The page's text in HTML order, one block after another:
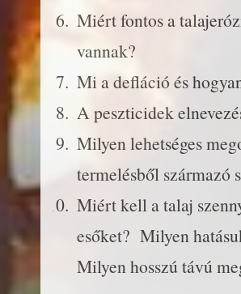
Miért fontos a
vannak?
Mi a defláció és
A peszticidek
Milyen lehetséges
termelésből származó
Miért kell a talaj
esőket? Milyen
Milyen hosszú távú